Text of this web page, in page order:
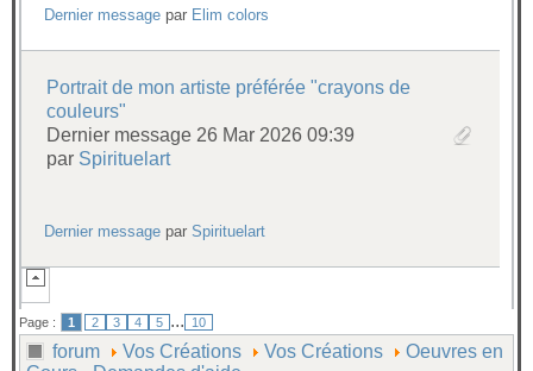
Dernier message par Elim colors
Portrait de mon artiste préférée "crayons de
couleurs"
Dernier message 26 Mar 2026 09:39
par Spirituelart
Dernier message parSpirituelart
Page : 1 2 3 4 5 ... 10
forum Vos Créations Vos Créations
Oeuvres en